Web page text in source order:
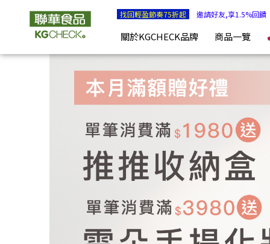
沖泡燕麥餐任4件85折 | KGCHECK聯華食品生醫研究室
找回輕盈節奏75折起 邀請好友,享1.5%回饋
關於KGCHECK品牌 商品一覽